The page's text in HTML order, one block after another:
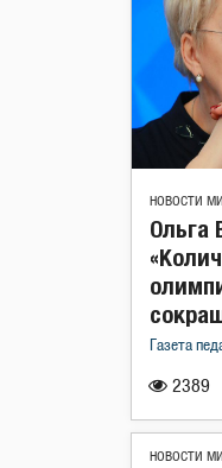
НОВОСТИ
2389
Ольга
Газета
НОВОСТИ